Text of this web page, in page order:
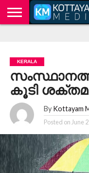
KERALA
കൂടി
By Kottayam
Posted on June